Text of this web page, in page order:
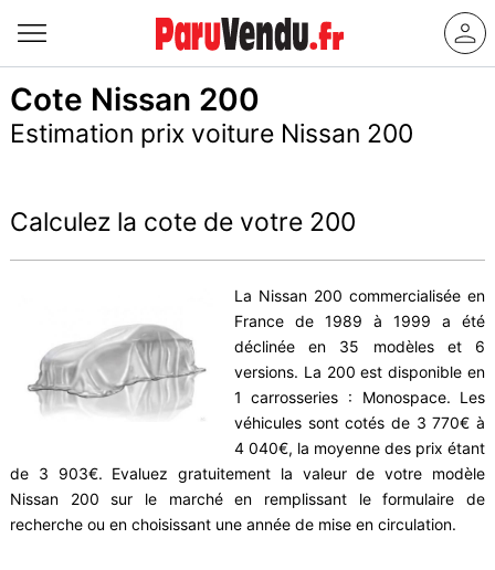
Cote Nissan 200
Estimation prix voiture Nissan 200
Calculez la cote de votre 200
La Nissan 200 commercialisée en
France de 1989 à 1999 a été
déclinée en 35 modèles et 6
versions. La 200 est disponible en
1 carrosseries : Monospace. Les
véhicules sont cotés de 3 770€ à
4 040€, la moyenne des prix étant
de 3 903€. Evaluez gratuitement la valeur de votre modèle
Nissan 200 sur le marché en remplissant le formulaire de
recherche ou en choisissant une année de mise en circulation.